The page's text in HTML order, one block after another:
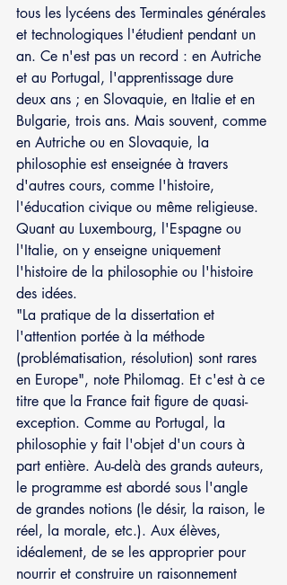
tous les lycéens des Terminales générales
et technologiques l'étudient pendant un
an. Ce n'est pas un record : en Autriche
et au Portugal, l'apprentissage dure
deux ans ; en Slovaquie, en Italie et en
Bulgarie, trois ans. Mais souvent, comme
en Autriche ou en Slovaquie, la
philosophie est enseignée à travers
d'autres cours, comme l'histoire,
l'éducation civique ou même religieuse.
Quant au Luxembourg, l'Espagne ou
l'Italie, on y enseigne uniquement
l'histoire de la philosophie ou l'histoire
des idées.
"La pratique de la dissertation et
l'attention portée à la méthode
(problématisation, résolution) sont rares
en Europe", note Philomag. Et c'est à ce
titre que la France fait figure de quasi-
exception. Comme au Portugal, la
philosophie y fait l'objet d'un cours à
part entière. Au-delà des grands auteurs,
le programme est abordé sous l'angle
de grandes notions (le désir, la raison, le
réel, la morale, etc.). Aux élèves,
idéalement, de se les approprier pour
nourrir et construire un raisonnement